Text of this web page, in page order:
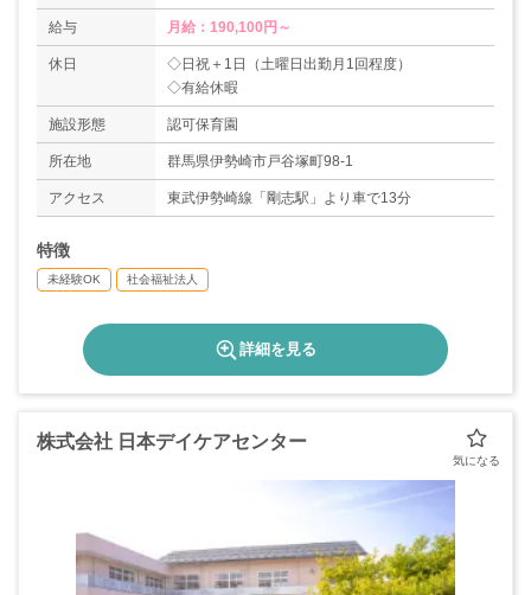
給与 月給：190,100円～
休日
◇日祝＋1日（土曜日出勤月1回程度）
◇有給休暇
施設形態 認可保育園
所在地 群馬県伊勢崎市戸谷塚町98-1
アクセス 東武伊勢崎線「剛志駅」より車で13分
特徴
未経験OK 社会福祉法人
詳細を見る
株式会社 日本デイケアセンター